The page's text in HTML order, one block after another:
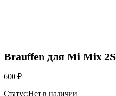
Brauffen для Mi Mix 2S
600 ₽
Статус:Нет в наличии